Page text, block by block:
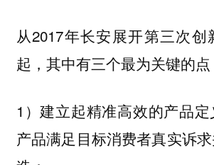
从2017年长安展开第三次
起，其中有三个最为关键的点
1）建立起精准高效的产品
产品满足目标消费者真实诉